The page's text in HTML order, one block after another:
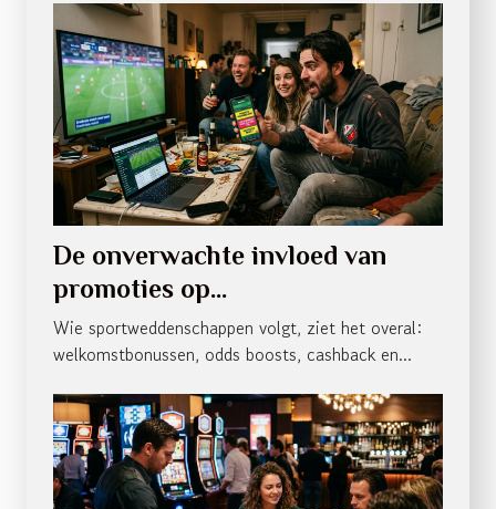
De onverwachte invloed van
promoties op
sportweddenschappen
Wie sportweddenschappen volgt, ziet het overal:
welkomstbonussen, odds boosts, cashback en...